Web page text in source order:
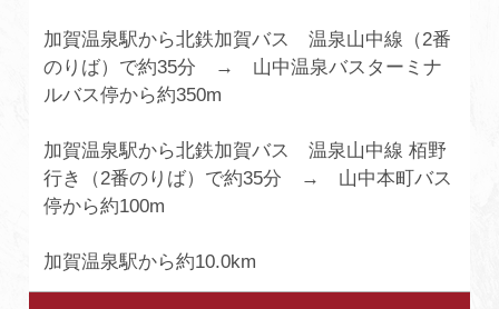
加賀温泉駅から北鉄加賀バス 温泉山中線（2番
のりば）で約35分 → 山中温泉バスターミナ
ルバス停から約350m
加賀温泉駅から北鉄加賀バス 温泉山中線 栢野
行き（2番のりば）で約35分 → 山中本町バス
停から約100m
加賀温泉駅から約10.0km